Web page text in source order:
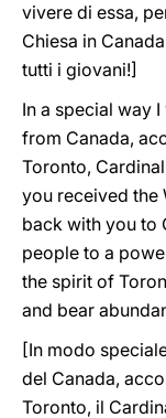
vivere di essa,
Chiesa in
tutti i giovani!]
In a special way
from Canada,
Toronto,
you received the
back with you to
people to a
the spirit of
and bear
[In modo
del Canada,
Toronto, il